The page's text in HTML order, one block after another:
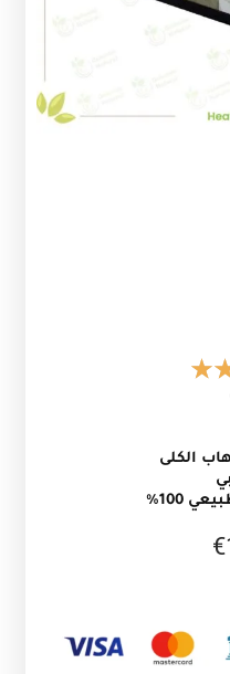
الكلى
100%
€